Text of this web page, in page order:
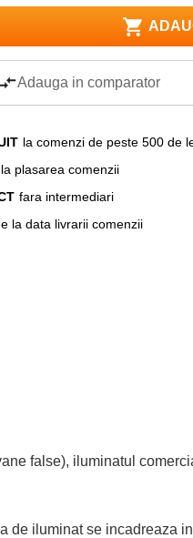
Adauga in comparator
la comenzi de peste 500 de
plasarea comenzii
fara intermediari
la data livrarii comenzii
false), iluminatul
iluminat se incadreaza